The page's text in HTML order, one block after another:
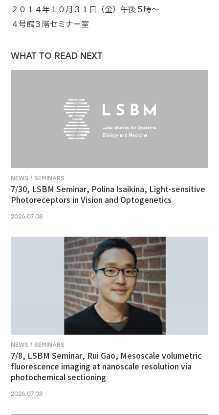
２０１４年１０月３１日（金）午後５時～
４号館３階セミナー室
WHAT TO READ NEXT
NEWS / SEMINARS
7/30, LSBM Seminar, Polina Isaikina, Light-sensitive
Photoreceptors in Vision and Optogenetics
2026.07.08
NEWS / SEMINARS
7/8, LSBM Seminar, Rui Gao, Mesoscale volumetric
fluorescence imaging at nanoscale resolution via
photochemical sectioning
2026.07.08